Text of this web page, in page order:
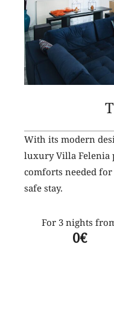
With its modern
luxury Villa Felenia
comforts needed
safe stay.
For 3 nights
0€